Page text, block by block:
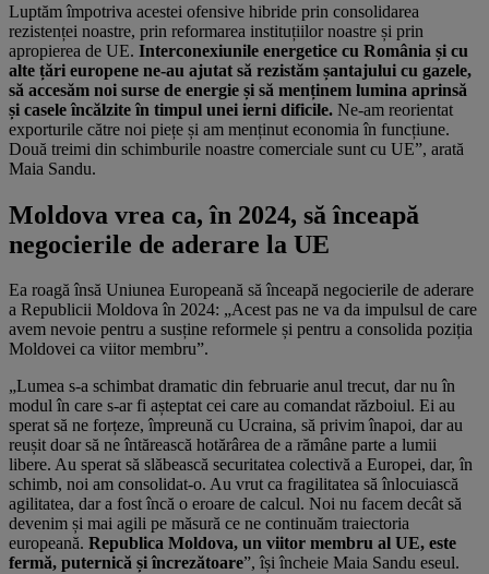
Luptăm împotriva acestei ofensive hibride prin consolidarea
rezistenței noastre, prin reformarea instituțiilor noastre și prin
apropierea de UE. Interconexiunile energetice cu România și cu
alte țări europene ne-au ajutat să rezistăm șantajului cu gazele,
să accesăm noi surse de energie și să menținem lumina aprinsă
și casele încălzite în timpul unei ierni dificile. Ne-am reorientat
exporturile către noi piețe și am menținut economia în funcțiune.
Două treimi din schimburile noastre comerciale sunt cu UE”, arată
Maia Sandu.
Moldova vrea ca, în 2024, să înceapă
negocierile de aderare la UE
Ea roagă însă Uniunea Europeană să înceapă negocierile de aderare
a Republicii Moldova în 2024: „Acest pas ne va da impulsul de care
avem nevoie pentru a susține reformele și pentru a consolida poziția
Moldovei ca viitor membru”.
„Lumea s-a schimbat dramatic din februarie anul trecut, dar nu în
modul în care s-ar fi așteptat cei care au comandat războiul. Ei au
sperat să ne forțeze, împreună cu Ucraina, să privim înapoi, dar au
reușit doar să ne întărească hotărârea de a rămâne parte a lumii
libere. Au sperat să slăbească securitatea colectivă a Europei, dar, în
schimb, noi am consolidat-o. Au vrut ca fragilitatea să înlocuiască
agilitatea, dar a fost încă o eroare de calcul. Noi nu facem decât să
devenim și mai agili pe măsură ce ne continuăm traiectoria
europeană. Republica Moldova, un viitor membru al UE, este
fermă, puternică și încrezătoare”, își încheie Maia Sandu eseul.